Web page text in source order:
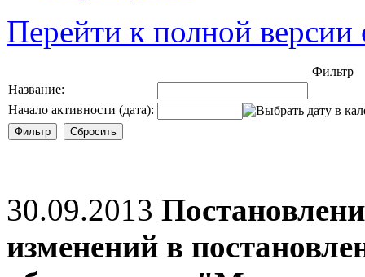
Перейти к полной версии
Фильтр
Название:
Начало активности (дата):
30.09.2013
изменений в